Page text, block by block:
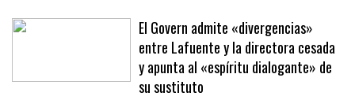
El Govern admite «divergencias»
entre Lafuente y la directora cesada
y apunta al «espíritu dialogante» de
su sustituto